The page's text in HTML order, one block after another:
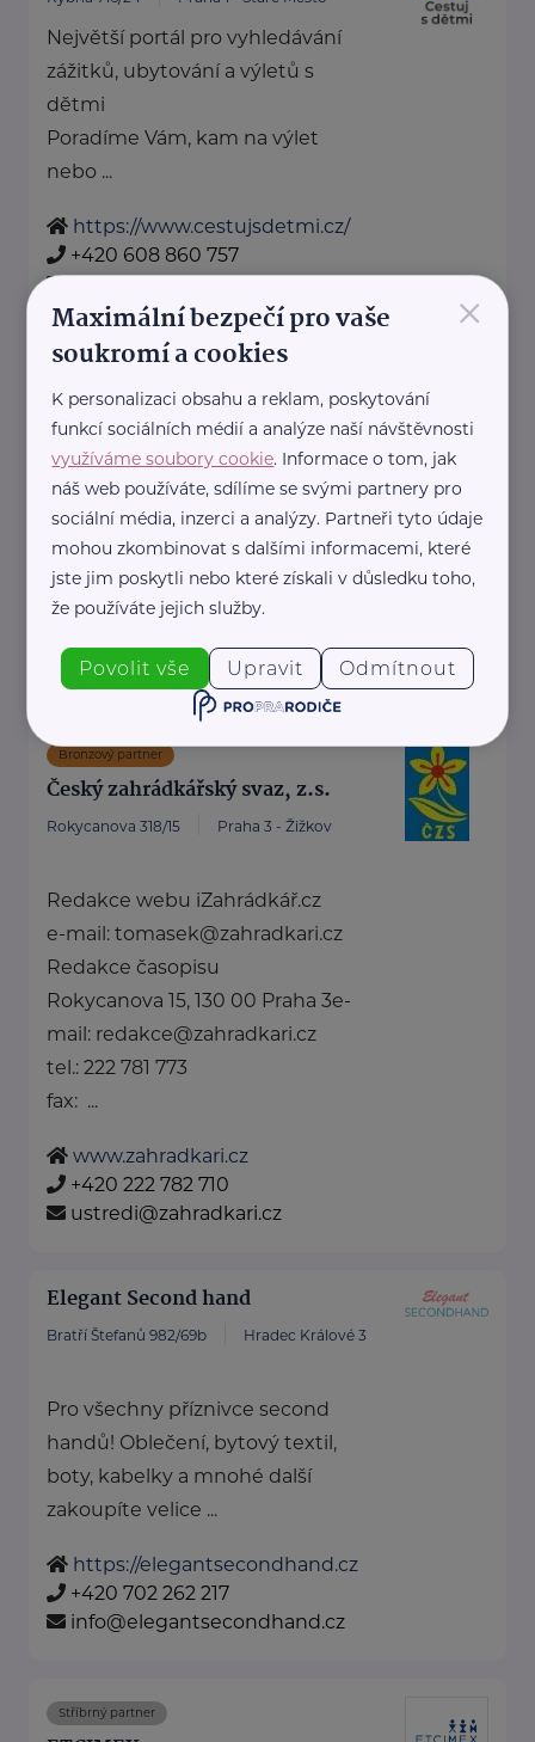
Největší portál pro vyhledávání
zážitků, ubytování a výletů s
dětmi
Poradíme Vám, kam na výlet
nebo ...
https://www.cestujsdetmi.cz/
+420 608 860 757
Cosmee Vision s. r. o.
Kodaňská 1441/46 Praha 10
Sallie je značka lesní kosmetiky z
Karlových Varů.
Propojuje kvalitní přírodní
ingredience, blahodárné účinky
vřídelní soli ...
info@sallie.cz
Bronzový partner
Český zahrádkářský svaz, z.s.
Rokycanova 318/15 Praha 3 - Žižkov
Redakce webu iZahrádkář.cz
e-mail: tomasek@zahradkari.cz
Redakce časopisu
Rokycanova 15, 130 00 Praha 3e-
mail: redakce@zahradkari.cz
tel.: 222 781 773
fax: ...
www.zahradkari.cz
+420 222 782 710
ustredi@zahradkari.cz
Elegant Second hand
Bratří Štefanů 982/69b Hradec Králové 3
Pro všechny příznivce second
handů! Oblečení, bytový textil,
boty, kabelky a mnohé další
zakoupíte velice ...
https://elegantsecondhand.cz
+420 702 262 217
info@elegantsecondhand.cz
Stříbrný partner
×
Maximální bezpečí pro vaše
soukromí a cookies
K personalizaci obsahu a reklam, poskytování
funkcí sociálních médií a analýze naší návštěvnosti
využíváme soubory cookie. Informace o tom, jak
náš web používáte, sdílíme se svými partnery pro
sociální média, inzerci a analýzy. Partneři tyto údaje
mohou zkombinovat s dalšími informacemi, které
jste jim poskytli nebo které získali v důsledku toho,
že používáte jejich služby.
Povolit vše Upravit Odmítnout